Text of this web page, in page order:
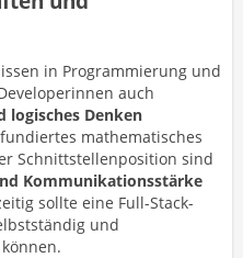
in Programmierung und
auch
logisches Denken
mathematisches
Schnittstellenposition sind
Kommunikationsstärke
sollte eine Full-Stack-
und